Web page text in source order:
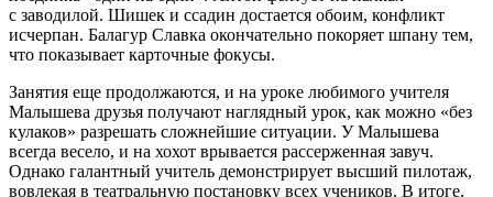
с заводилой. Шишек и ссадин достается обоим, конфликт
исчерпан. Балагур Славка окончательно покоряет шпану тем,
что показывает карточные фокусы.
Занятия еще продолжаются, и на уроке любимого учителя
Малышева друзья получают наглядный урок, как можно «без
кулаков» разрешать сложнейшие ситуации. У Малышева
всегда весело, и на хохот врывается рассерженная завуч.
Однако галантный учитель демонстрирует высший пилотаж,
вовлекая в театральную постановку всех учеников. В итоге,